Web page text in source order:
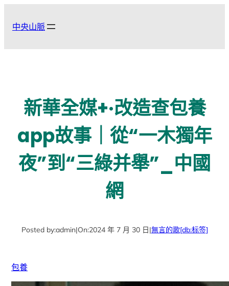
中央山脈
新華全媒+·改造查包養
app故事｜從“一木獨年
夜”到“三綠并舉”_中國
網
Posted by:admin|On:2024 年 7 月 30 日|無言的歌[db:标签]
包養